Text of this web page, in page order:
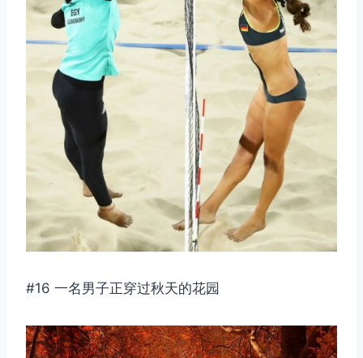
#16 一名男子正穿过秋天的花园
取消 搜索